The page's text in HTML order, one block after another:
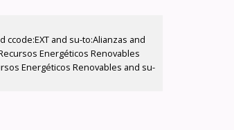
ccode:EXT and su-to:Alianzas and
Energéticos Renovables
Energéticos Renovables and su-